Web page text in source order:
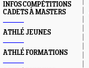
INFOS COMPÉTITIONS
CADETS À MASTERS
ATHLÉ JEUNES
ATHLÉ FORMATIONS